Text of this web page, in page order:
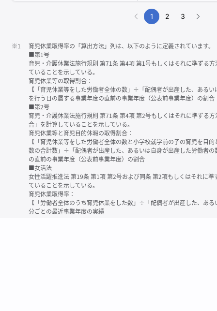
1 2 3
※1
育児休業取得率の「算出方法」列は、以下のように定義されています。
■第1号
育児・介護休業法施行規則 第71条 第4項 第1号もしくはそれに準ずる
ていることを示している。
育児休業等の取得割合：
【「育児休業等をした労働者全体の数」÷「配偶者が出産した、ある
を行う日の属する事業年度の直前の事業年度（公表前事業年度）の割合
■第2号
育児・介護休業法施行規則 第71条 第4項 第2号もしくはそれに準ずる
合」を計算していることを示している。
育児休業等と育児目的休暇の取得割合：
【「育児休業等をした労働者全体の数と小学校就学前の子の育児を目
数の合計数」÷「配偶者が出産した、あるいは自身が出産した労働者
の直前の事業年度（公表前事業年度）の割合
■女活法
女性活躍推進法 第19条 第1項 第2号および同条 第2項もしくはそれに
ていることを示している。
育児休業取得率：
【「労働者全体のうち育児休業をした数」÷「配偶者が出産した、あ
分ごとの最近事業年度の実績